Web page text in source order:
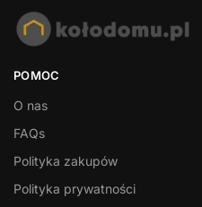
POMOC
O nas
FAQs
Polityka zakupów
Polityka prywatności